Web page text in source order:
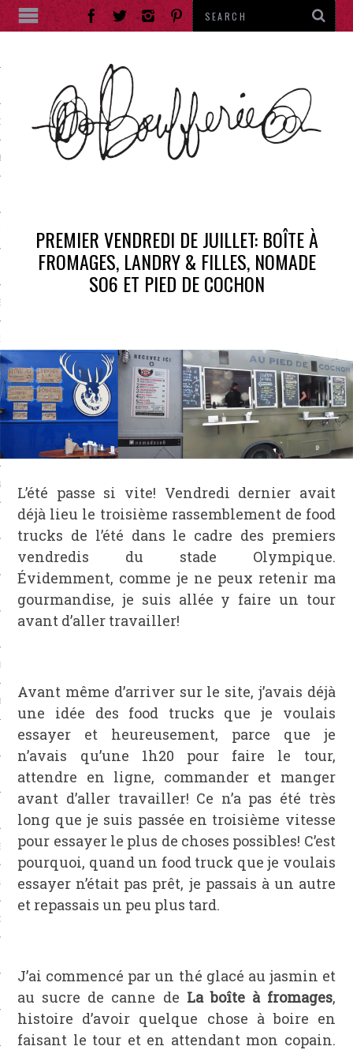
RUE
THÉ
ATELIERS
VINAIGRES
PREMIER VENDREDI DE JUILLET: BOÎTE À
FROMAGES, LANDRY & FILLES, NOMADE
SO6 ET PIED DE COCHON
L’été passe si vite! Vendredi dernier avait
déjà lieu le troisième rassemblement de food
trucks de l’été dans le cadre des premiers
vendredis du stade Olympique.
Évidemment, comme je ne peux retenir ma
gourmandise, je suis allée y faire un tour
avant d’aller travailler!
Avant même d’arriver sur le site, j’avais déjà
une idée des food trucks que je voulais
essayer et heureusement, parce que je
n’avais qu’une 1h20 pour faire le tour,
attendre en ligne, commander et manger
avant d’aller travailler! Ce n’a pas été très
long que je suis passée en troisième vitesse
pour essayer le plus de choses possibles! C’est
pourquoi, quand un food truck que je voulais
essayer n’était pas prêt, je passais à un autre
et repassais un peu plus tard.
J’ai commencé par un thé glacé au jasmin et
au sucre de canne de La boîte à fromages,
histoire d’avoir quelque chose à boire en
faisant le tour et en attendant mon copain.